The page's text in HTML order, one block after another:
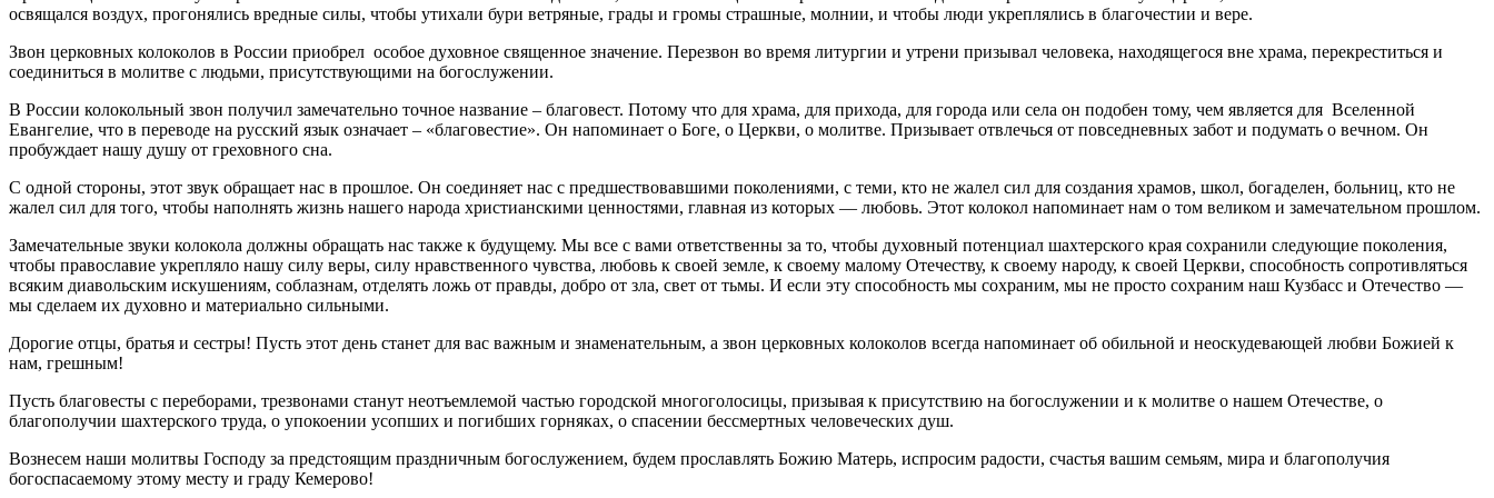
освящался воздух, прогонялись вредные силы, чтобы утихали бури ветряные, грады и громы страшные, молнии, и чтобы люди укреплялись в благочестии и вере.
Звон церковных колоколов в России приобрел особое духовное священное значение. Перезвон во время литургии и утрени призывал человека, находящегося вне храма, перекреститься и
соединиться в молитве с людьми, присутствующими на богослужении.
В России колокольный звон получил замечательно точное название – благовест. Потому что для храма, для прихода, для города или села он подобен тому, чем является для Вселенной
Евангелие, что в переводе на русский язык означает – «благовестие». Он напоминает о Боге, о Церкви, о молитве. Призывает отвлечься от повседневных забот и подумать о вечном. Он
пробуждает нашу душу от греховного сна.
С одной стороны, этот звук обращает нас в прошлое. Он соединяет нас с предшествовавшими поколениями, с теми, кто не жалел сил для создания храмов, школ, богаделен, больниц, кто не
жалел сил для того, чтобы наполнять жизнь нашего народа христианскими ценностями, главная из которых — любовь. Этот колокол напоминает нам о том великом и замечательном прошлом.
Замечательные звуки колокола должны обращать нас также к будущему. Мы все с вами ответственны за то, чтобы духовный потенциал шахтерского края сохранили следующие поколения,
чтобы православие укрепляло нашу силу веры, силу нравственного чувства, любовь к своей земле, к своему малому Отечеству, к своему народу, к своей Церкви, способность сопротивляться
всяким диавольским искушениям, соблазнам, отделять ложь от правды, добро от зла, свет от тьмы. И если эту способность мы сохраним, мы не просто сохраним наш Кузбасс и Отечество —
мы сделаем их духовно и материально сильными.
Дорогие отцы, братья и сестры! Пусть этот день станет для вас важным и знаменательным, а звон церковных колоколов всегда напоминает об обильной и неоскудевающей любви Божией к
нам, грешным!
Пусть благовесты с переборами, трезвонами станут неотъемлемой частью городской многоголосицы, призывая к присутствию на богослужении и к молитве о нашем Отечестве, о
благополучии шахтерского труда, о упокоении усопших и погибших горняках, о спасении бессмертных человеческих душ.
Вознесем наши молитвы Господу за предстоящим праздничным богослужением, будем прославлять Божию Матерь, испросим радости, счастья вашим семьям, мира и благополучия
богоспасаемому этому месту и граду Кемерово!